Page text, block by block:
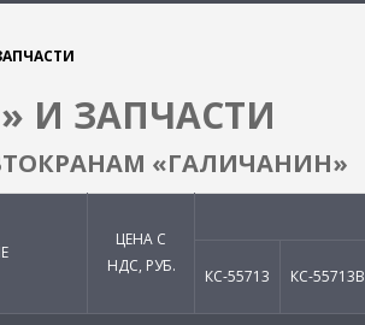
И ЗАПЧАСТИ
«ГАЛИЧАНИН»
ЦЕНА С
НДС, РУБ.
КС-55713 КС-55713В